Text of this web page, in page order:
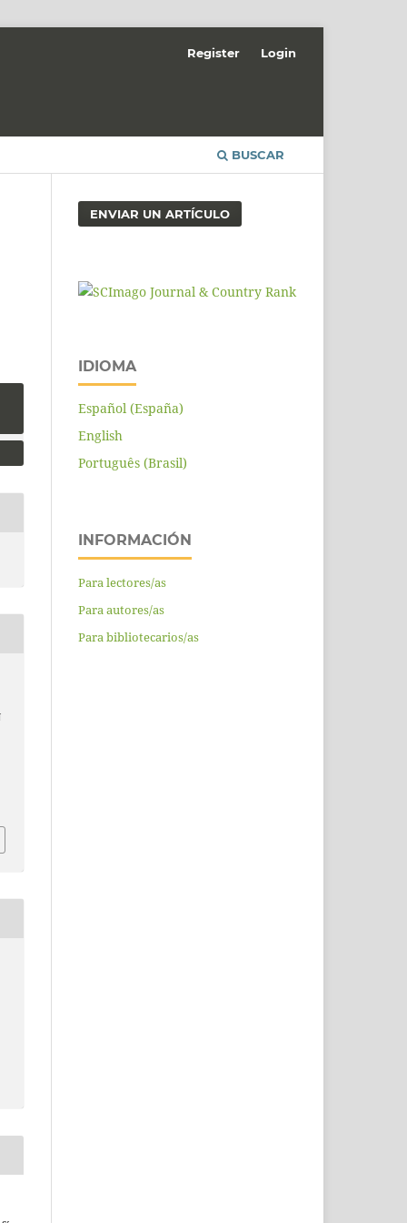
BUSCAR
Register Login
ENVIAR UN ARTÍCULO
IDIOMA
Español (España)
English
Português (Brasil)
INFORMACIÓN
Para lectores/as
Para autores/as
Para bibliotecarios/as